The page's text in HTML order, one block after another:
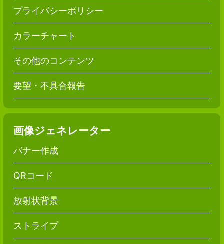
プライバシーポリシー
カラーチャート
その他のコンテンツ
要望・不具合報告
画像ジェネレーター
バナー作成
QRコード
放射状背景
ストライプ